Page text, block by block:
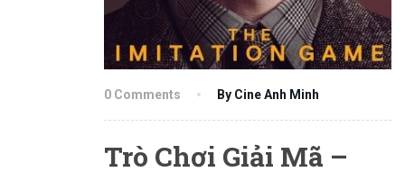
0 Comments By Cine Anh Minh
Trò Chơi Giải Mã –